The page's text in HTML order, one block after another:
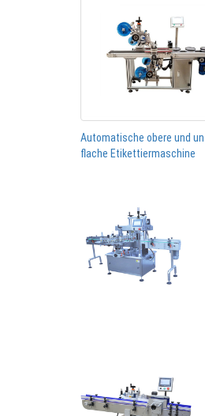
Automatische obere und
flache Etikettiermaschine